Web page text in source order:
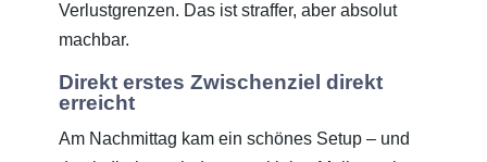
Verlustgrenzen. Das ist straffer, aber absolut
machbar.
Direkt erstes Zwischenziel direkt
erreicht
Am Nachmittag kam ein schönes Setup – und